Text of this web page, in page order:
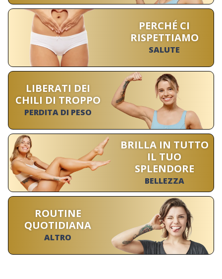
PERCHÉ CI
RISPETTIAMO
SALUTE
LIBERATI DEI
CHILI DI TROPPO
PERDITA DI PESO
BRILLA IN TUTTO
IL TUO
SPLENDORE
BELLEZZA
ROUTINE
QUOTIDIANA
ALTRO